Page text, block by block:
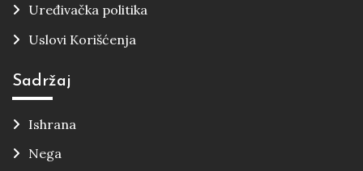
Uređivačka politika
Uslovi Korišćenja
Sadržaj
Ishrana
Nega